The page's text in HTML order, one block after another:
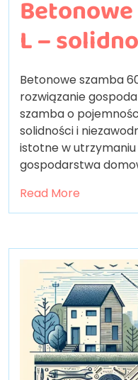
L –
Betonowe szamba
rozwiązanie
szamba o
solidności i
istotne w
gospodarstwa
Read More